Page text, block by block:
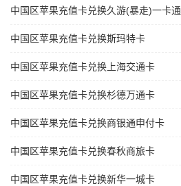
中国区苹果充值卡兑换久游(暴走)一卡通
中国区苹果充值卡兑换斯玛特卡
中国区苹果充值卡兑换上海交通卡
中国区苹果充值卡兑换杉德万通卡
中国区苹果充值卡兑换商银通申付卡
中国区苹果充值卡兑换春秋商旅卡
中国区苹果充值卡兑换新华一城卡